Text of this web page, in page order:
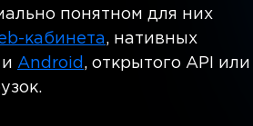
понятном для них
кабинета, нативных
и Android , открытого API или